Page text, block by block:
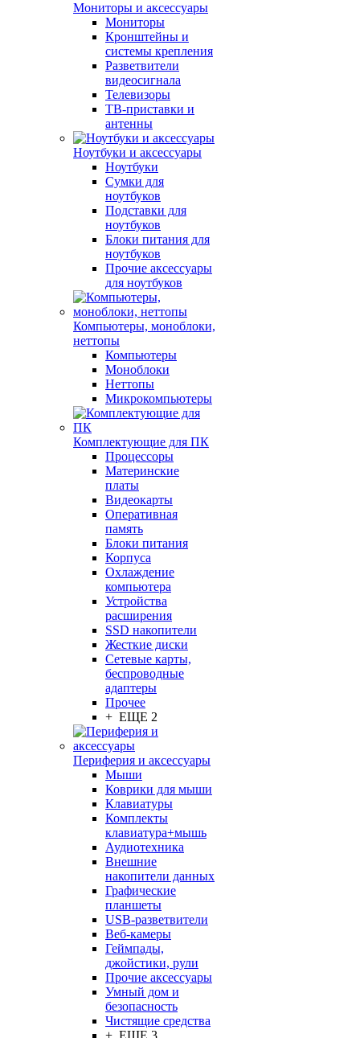
Мониторы и аксессуары
Мониторы
Кронштейны и
системы крепления
Разветвители
видеосигнала
Телевизоры
ТВ-приставки и
антенны
Ноутбуки и аксессуары
Ноутбуки
Сумки для
ноутбуков
Подставки для
ноутбуков
Блоки питания для
ноутбуков
Прочие аксессуары
для ноутбуков
Компьютеры, моноблоки,
неттопы
Компьютеры
Моноблоки
Неттопы
Микрокомпьютеры
Комплектующие для ПК
Процессоры
Материнские
платы
Видеокарты
Оперативная
память
Блоки питания
Корпуса
Охлаждение
компьютера
Устройства
расширения
SSD накопители
Жесткие диски
Сетевые карты,
беспроводные
адаптеры
Прочее
+ ЕЩЕ 2
Периферия и аксессуары
Мыши
Коврики для мыши
Клавиатуры
Комплекты
клавиатура+мышь
Аудиотехника
Внешние
накопители данных
Графические
планшеты
USB-разветвители
Веб-камеры
Геймпады,
джойстики, рули
Прочие аксессуары
Умный дом и
безопасность
Чистящие средства
+ ЕЩЕ 3